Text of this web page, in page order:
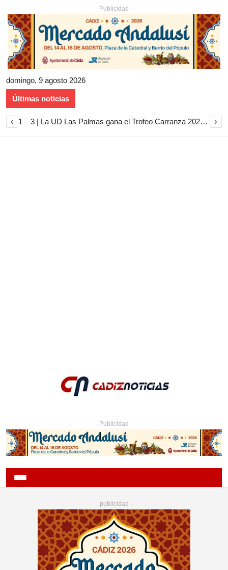
- Publicidad -
domingo, 9 agosto 2026
Últimas noticias
‹ 1 – 3 | La UD Las Palmas gana el Trofeo Carranza 2026 tras imponerse al Cádiz CF ›
- Publicidad -
- publicidad -